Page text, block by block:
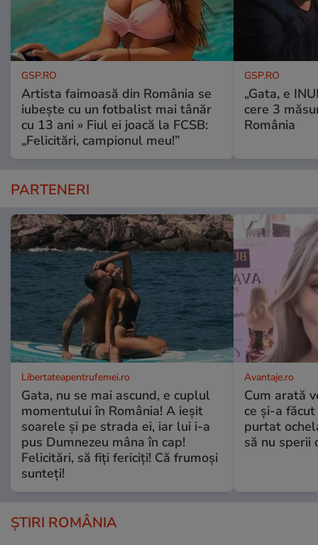
GSP.RO
Artista faimoasă din România se
iubește cu un fotbalist mai tânăr
cu 13 ani » Fiul ei joacă la FCSB:
„Felicitări, campionul meu!”
GSP.RO
„Gata, e
cere 3
România
PARTENERI
Libertateapentrufemei.ro
Gata, nu se mai ascund, e cuplul
momentului în România! A ieșit
soarele și pe strada ei, iar lui i-a
pus Dumnezeu mâna în cap!
Felicitări, să fiți fericiți! Că frumoși
sunteți!
Avantaje.ro
Cum arată
ce și-a
purtat
să nu sperii
ȘTIRI ROMÂNIA